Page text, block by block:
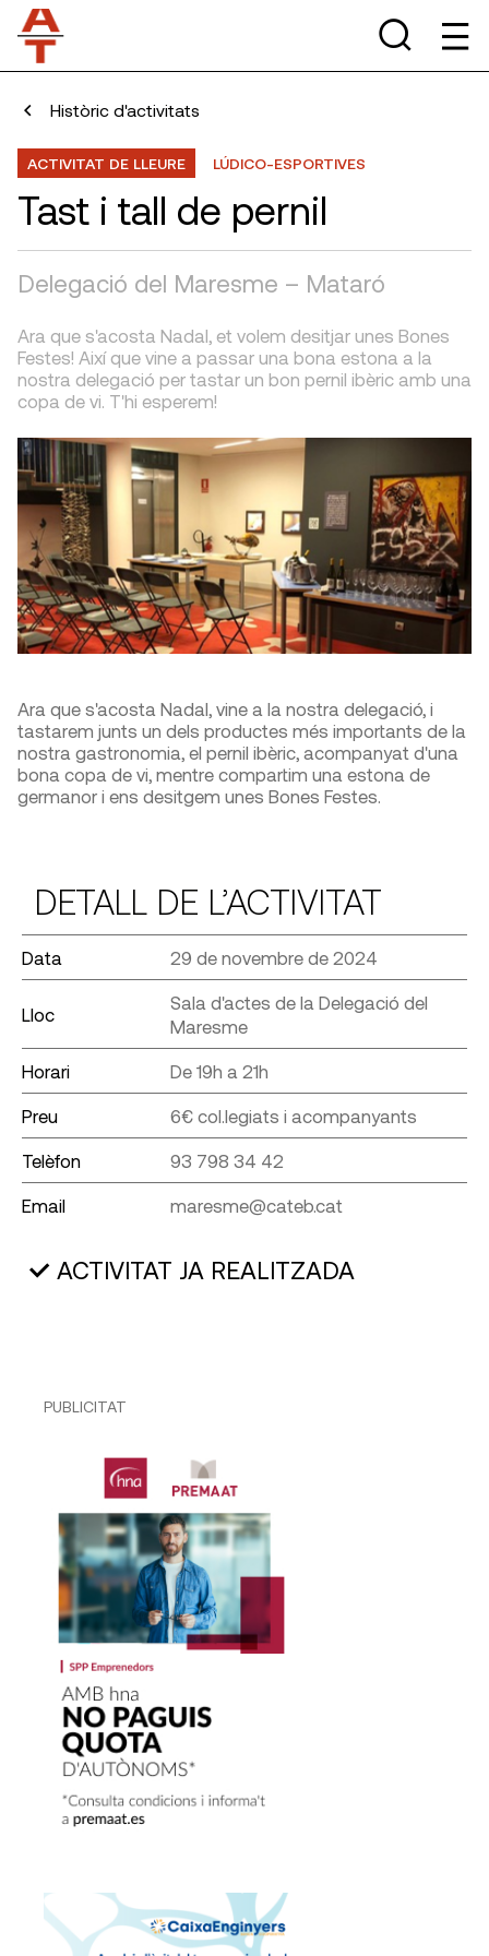
Històric d'activitats
ACTIVITAT DE LLEURE LÚDICO-ESPORTIVES
Tast i tall de pernil
Delegació del Maresme – Mataró
Ara que s'acosta Nadal, et volem desitjar unes Bones
Festes! Així que vine a passar una bona estona a la
nostra delegació per tastar un bon pernil ibèric amb una
copa de vi. T'hi esperem!
Ara que s'acosta Nadal, vine a la nostra delegació, i
tastarem junts un dels productes més importants de la
nostra gastronomia, el pernil ibèric, acompanyat d'una
bona copa de vi, mentre compartim una estona de
germanor i ens desitgem unes Bones Festes.
DETALL DE L’ACTIVITAT
Data 29 de novembre de 2024
Lloc
Sala d'actes de la Delegació del
Maresme
Horari De 19h a 21h
Preu 6€ col.legiats i acompanyants
Telèfon 93 798 34 42
Email maresme@cateb.cat
ACTIVITAT JA REALITZADA
PUBLICITAT